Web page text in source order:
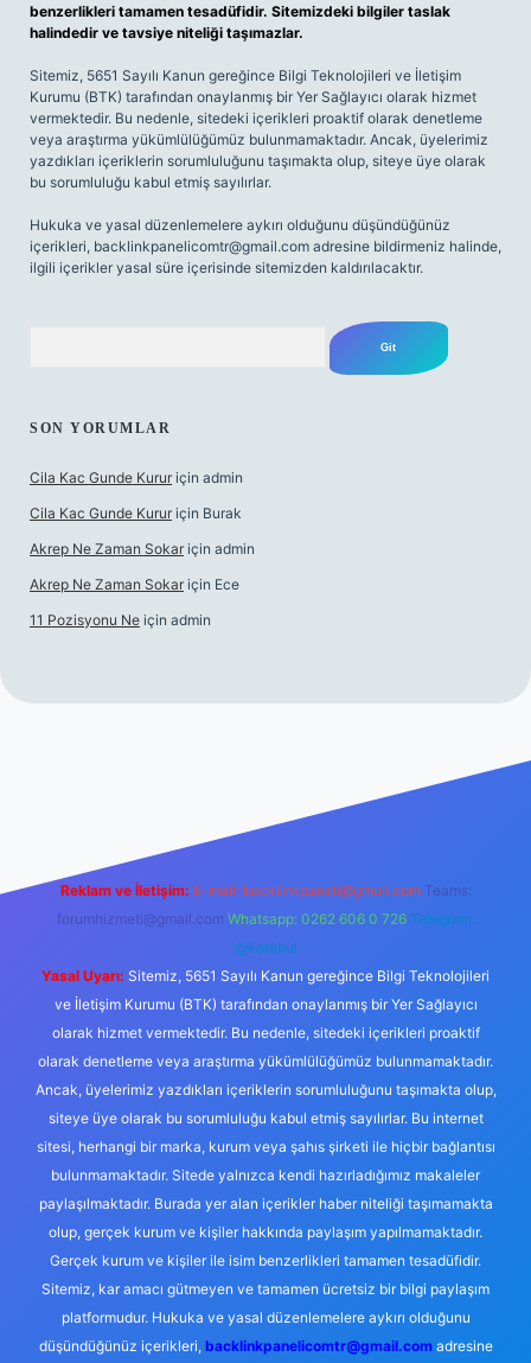
benzerlikleri tamamen tesadüfidir. Sitemizdeki bilgiler taslak
halindedir ve tavsiye niteliği taşımazlar.
Sitemiz, 5651 Sayılı Kanun gereğince Bilgi Teknolojileri ve İletişim
Kurumu (BTK) tarafından onaylanmış bir Yer Sağlayıcı olarak hizmet
vermektedir. Bu nedenle, sitedeki içerikleri proaktif olarak denetleme
veya araştırma yükümlülüğümüz bulunmamaktadır. Ancak, üyelerimiz
yazdıkları içeriklerin sorumluluğunu taşımakta olup, siteye üye olarak
bu sorumluluğu kabul etmiş sayılırlar.
Hukuka ve yasal düzenlemelere aykırı olduğunu düşündüğünüz
içerikleri, backlinkpanelicomtr@gmail.com adresine bildirmeniz halinde,
ilgili içerikler yasal süre içerisinde sitemizden kaldırılacaktır.
SON YORUMLAR
Cila Kac Gunde Kurur için admin
Cila Kac Gunde Kurur için Burak
Akrep Ne Zaman Sokar için admin
Akrep Ne Zaman Sokar için Ece
11 Pozisyonu Ne için admin
Reklam ve İletişim: E-mail: backlinkpaneli@gmail.com Teams:
forumhizmeti@gmail.com Whatsapp: 0262 606 0 726 Telegram:
@karabul
Yasal Uyarı: Sitemiz, 5651 Sayılı Kanun gereğince Bilgi Teknolojileri
ve İletişim Kurumu (BTK) tarafından onaylanmış bir Yer Sağlayıcı
olarak hizmet vermektedir. Bu nedenle, sitedeki içerikleri proaktif
olarak denetleme veya araştırma yükümlülüğümüz bulunmamaktadır.
Ancak, üyelerimiz yazdıkları içeriklerin sorumluluğunu taşımakta olup,
siteye üye olarak bu sorumluluğu kabul etmiş sayılırlar. Bu internet
sitesi, herhangi bir marka, kurum veya şahıs şirketi ile hiçbir bağlantısı
bulunmamaktadır. Sitede yalnızca kendi hazırladığımız makaleler
paylaşılmaktadır. Burada yer alan içerikler haber niteliği taşımamakta
olup, gerçek kurum ve kişiler hakkında paylaşım yapılmamaktadır.
Gerçek kurum ve kişiler ile isim benzerlikleri tamamen tesadüfidir.
Sitemiz, kar amacı gütmeyen ve tamamen ücretsiz bir bilgi paylaşım
platformudur. Hukuka ve yasal düzenlemelere aykırı olduğunu
düşündüğünüz içerikleri, backlinkpanelicomtr@gmail.comadresine